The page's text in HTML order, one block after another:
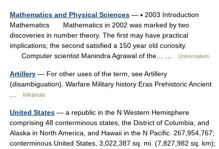
Mathematics and Physical Sciences — ▪ 2003 Introduction
Mathematics Mathematics in 2002 was marked by two
discoveries in number theory. The first may have practical
implications; the second satisfied a 150 year old curiosity.
Computer scientist Manindra Agrawal of the… …
Universalium
Artillery — For other uses of the term, see Artillery
(disambiguation). Warfare Military history Eras Prehistoric Ancient
Wikipedia
United States — a republic in the N Western Hemisphere
comprising 48 conterminous states, the District of Columbia, and
Alaska in North America, and Hawaii in the N Pacific. 267,954,767;
conterminous United States, 3,022,387 sq. mi. (7,827,982 sq. km);